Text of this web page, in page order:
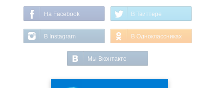
На Facebook В Твиттере
В Instagram В Одноклассниках
Мы Вконтакте